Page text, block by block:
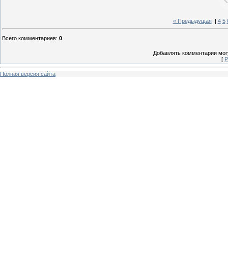
« Предыдущая| 4 5
Всего комментариев: 0
Добавлять комментарии
[
Полная версия сайта